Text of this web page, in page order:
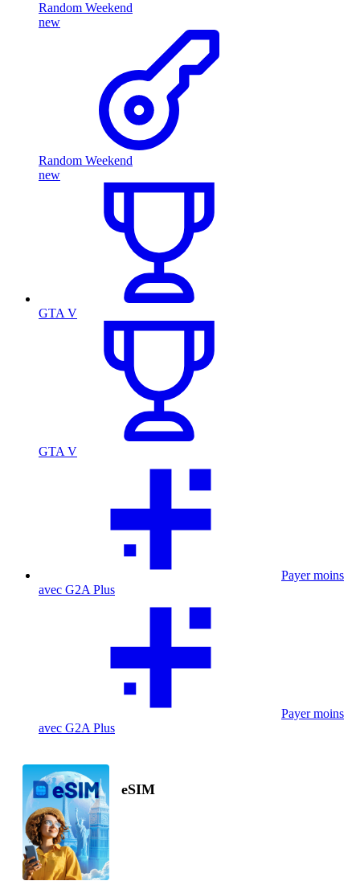
Random Weekend
new
Random Weekend
new
GTA V
GTA V
Payer moins
avec G2A Plus
Payer moins
avec G2A Plus
eSIM